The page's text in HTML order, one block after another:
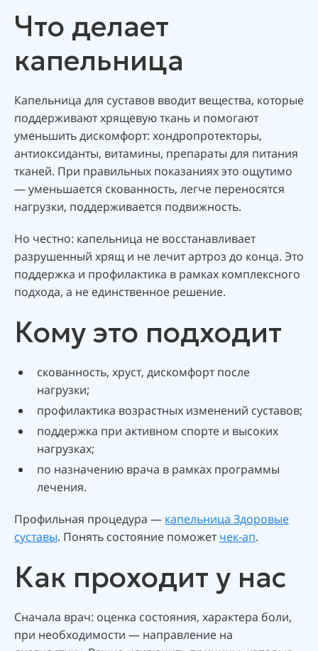
Что делает
капельница
Капельница для суставов вводит вещества, которые
поддерживают хрящевую ткань и помогают
уменьшить дискомфорт: хондропротекторы,
антиоксиданты, витамины, препараты для питания
тканей. При правильных показаниях это ощутимо
— уменьшается скованность, легче переносятся
нагрузки, поддерживается подвижность.
Но честно: капельница не восстанавливает
разрушенный хрящ и не лечит артроз до конца. Это
поддержка и профилактика в рамках комплексного
подхода, а не единственное решение.
Кому это подходит
скованность, хруст, дискомфорт после
нагрузки;
профилактика возрастных изменений суставов;
поддержка при активном спорте и высоких
нагрузках;
по назначению врача в рамках программы
лечения.
Профильная процедура — капельница Здоровые
суставы. Понять состояние поможет чек-ап.
Как проходит у нас
Сначала врач: оценка состояния, характера боли,
при необходимости — направление на